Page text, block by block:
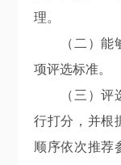
理。
（二）能够
项评选标准。
（三）评选
行打分，并根
顺序依次推荐